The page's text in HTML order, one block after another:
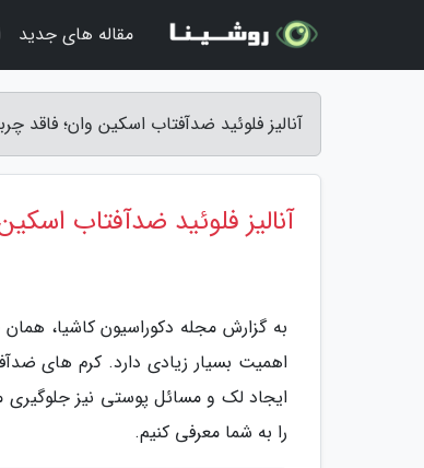
آنالیز فلوئید ضدآفتاب اسکین وان؛
آنالیز فلوئید ضدآفتاب
به گزارش مجله دکوراسیون کاشیا،
اهمیت بسیار زیادی دارد. کرم های
را به شما معرفی کنیم.
مقاله های جدید